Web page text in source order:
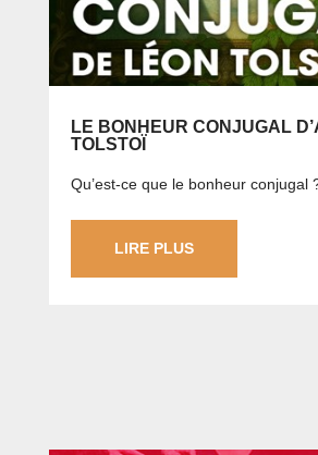
LE BONHEUR CONJUGAL
TOLSTOÏ
Qu’est-ce que le bonheur conjugal
LIRE PLUS